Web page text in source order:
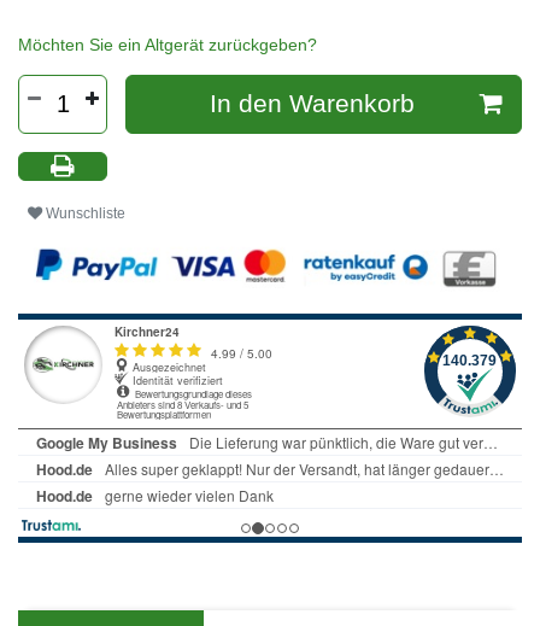
Möchten Sie ein Altgerät zurückgeben?
In den Warenkorb
Wunschliste